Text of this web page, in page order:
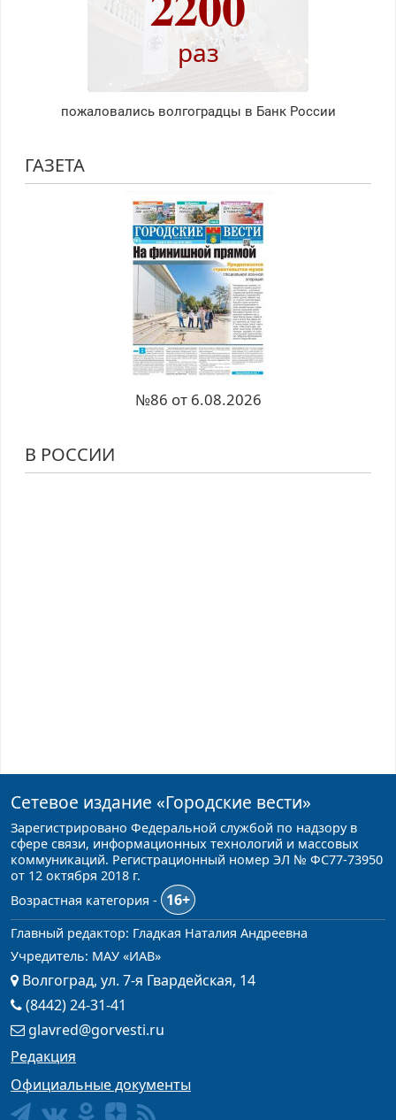
раз
пожаловались волгоградцы в Банк России
ГАЗЕТА
№86 от 6.08.2026
В РОССИИ
Сетевое издание «Городские вести»
Зарегистрировано Федеральной службой по надзору в
сфере связи, информационных технологий и массовых
коммуникаций. Регистрационный номер ЭЛ № ФС77-73950
от 12 октября 2018 г.
Возрастная категория -
16+
Главный редактор: Гладкая Наталия Андреевна
Учредитель: МАУ «ИАВ»
Волгоград, ул. 7-я Гвардейская, 14
(8442) 24-31-41
glavred@gorvesti.ru
Редакция
Официальные документы